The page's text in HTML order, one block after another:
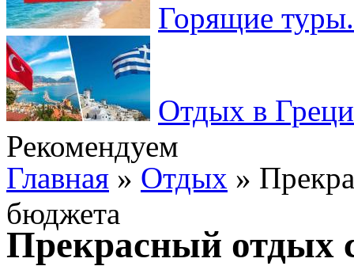
Горящие
Отдых в
Рекомендуем
Главная » Отдых »
бюджета
Прекрасный отдых